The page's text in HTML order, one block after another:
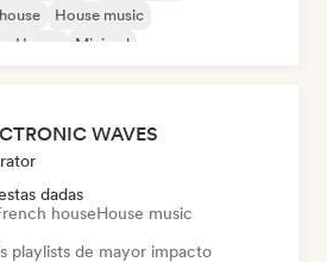
House music
House
Minimal
WAVES
dadas
houseHouse music
playlists de mayor impacto